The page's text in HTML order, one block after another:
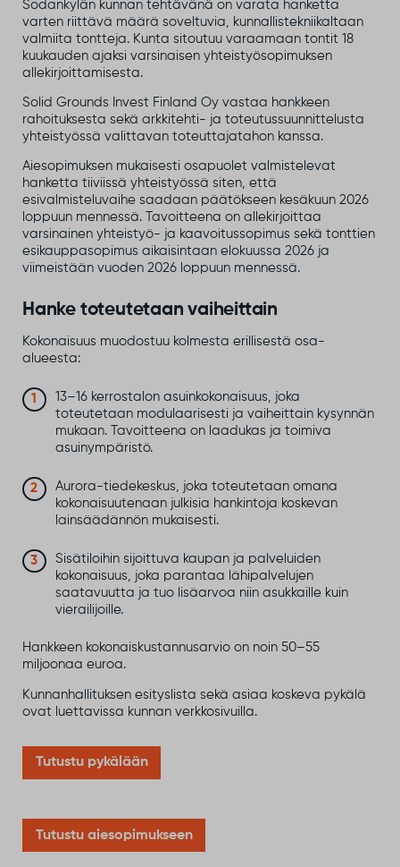
Sodankylän kunnan tehtävänä on varata hanketta
varten riittävä määrä soveltuvia, kunnallistekniikaltaan
valmiita tontteja. Kunta sitoutuu varaamaan tontit 18
kuukauden ajaksi varsinaisen yhteistyösopimuksen
allekirjoittamisesta.
Solid Grounds Invest Finland Oy vastaa hankkeen
rahoituksesta sekä arkkitehti- ja toteutussuunnittelusta
yhteistyössä valittavan toteuttajatahon kanssa.
Aiesopimuksen mukaisesti osapuolet valmistelevat
hanketta tiiviissä yhteistyössä siten, että
esivalmisteluvaihe saadaan päätökseen kesäkuun 2026
loppuun mennessä. Tavoitteena on allekirjoittaa
varsinainen yhteistyö- ja kaavoitussopimus sekä tonttien
esikauppasopimus aikaisintaan elokuussa 2026 ja
viimeistään vuoden 2026 loppuun mennessä.
Hanke toteutetaan vaiheittain
Kokonaisuus muodostuu kolmesta erillisestä osa-
alueesta:
13–16 kerrostalon asuinkokonaisuus, joka
toteutetaan modulaarisesti ja vaiheittain kysynnän
mukaan. Tavoitteena on laadukas ja toimiva
asuinympäristö.
Aurora-tiedekeskus, joka toteutetaan omana
kokonaisuutenaan julkisia hankintoja koskevan
lainsäädännön mukaisesti.
Sisätiloihin sijoittuva kaupan ja palveluiden
kokonaisuus, joka parantaa lähipalvelujen
saatavuutta ja tuo lisäarvoa niin asukkaille kuin
vierailijoille.
Hankkeen kokonaiskustannusarvio on noin 50–55
miljoonaa euroa.
Kunnanhallituksen esityslista sekä asiaa koskeva pykälä
ovat luettavissa kunnan verkkosivuilla.
Tutustu pykälään
Tutustu aiesopimukseen